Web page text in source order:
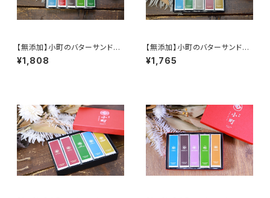
【無添加】小町のバターサンド5
個入りA
¥1,808
【無添加】小町のバターサンド5
個入り『和』
¥1,765